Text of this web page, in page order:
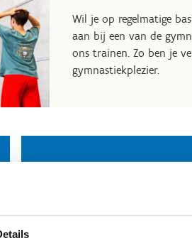
Wil je op regelmatige
aan bij een van de
ons trainen. Zo ben je
gymnastiekplezier.
Kon. Turnkring